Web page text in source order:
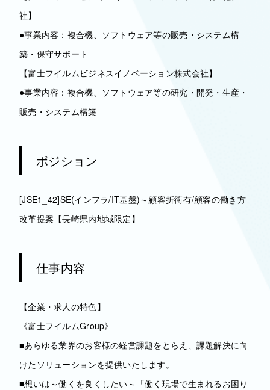
社】
●事業内容：複合機、ソフトウェア等の販売・システム構
築・保守サポート
【富士フイルムビジネスイノベーション株式会社】
●事業内容：複合機、ソフトウェア等の研究・開発・生産・
販売・システム構築
ポジション
[JSE1_42]SE(インフラ/IT基盤)～顧客折衝有/顧客の働き方
改革提案【長崎県内地域限定】
仕事内容
【企業・求人の特色】
《富士フイルムGroup》
■あらゆる業界のお客様の経営課題をとらえ、課題解決に向
けたソリューションを提供いたします。
■想いは～働くを良くしたい～「働く現場で生まれるお困り